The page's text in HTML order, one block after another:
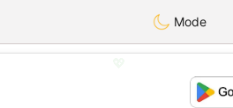
Mode